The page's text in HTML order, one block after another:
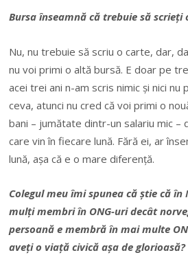
Bursa înseamnă că trebuie să scrieți
Nu, nu trebuie să scriu o carte, dar,
nu voi primi o altă bursă. E doar pe
acei trei ani n-am scris nimic și nici nu
ceva, atunci nu cred că voi primi o
bani – jumătate dintr-un salariu mic –
care vin în fiecare lună. Fără ei, ar
lună, așa că e o mare diferență.
Colegul meu îmi spunea că știe că
mulți membri în ONG-uri decât
persoană e membră în mai multe
aveți o viață civică așa de glorioasă?